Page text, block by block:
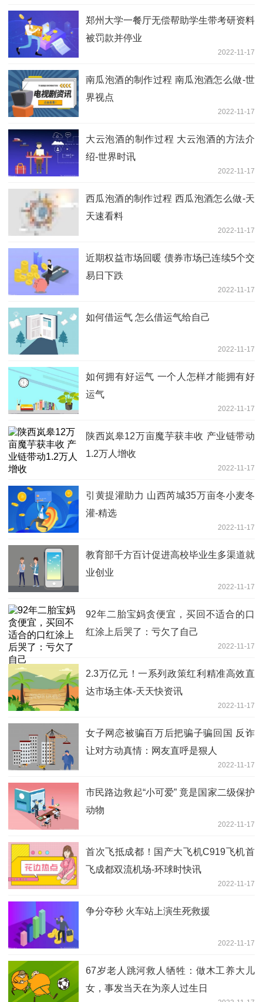
郑州大学一餐厅无偿帮助学生带考研资料
被罚款并停业
2022-11-17
南瓜泡酒的制作过程 南瓜泡酒怎么做-世
界视点
2022-11-17
大云泡酒的制作过程 大云泡酒的方法介
绍-世界时讯
2022-11-17
西瓜泡酒的制作过程 西瓜泡酒怎么做-天
天速看料
2022-11-17
近期权益市场回暖 债券市场已连续5个交
易日下跌
2022-11-17
如何借运气 怎么借运气给自己
2022-11-17
如何拥有好运气 一个人怎样才能拥有好
运气
2022-11-17
陕西岚皋12万亩魔芋获丰收 产业链带动
1.2万人增收
2022-11-17
引黄提灌助力 山西芮城35万亩冬小麦冬
灌-精选
2022-11-17
教育部千方百计促进高校毕业生多渠道就
业创业
2022-11-17
92年二胎宝妈贪便宜，买回不适合的口
红涂上后哭了：亏欠了自己
2022-11-17
2.3万亿元！一系列政策红利精准高效直
达市场主体-天天快资讯
2022-11-17
女子网恋被骗百万后把骗子骗回国 反诈
让对方动真情：网友直呼是狠人
2022-11-17
市民路边救起“小可爱” 竟是国家二级保护
动物
2022-11-17
首次飞抵成都！国产大飞机C919飞机首
飞成都双流机场-环球时快讯
2022-11-17
争分夺秒 火车站上演生死救援
2022-11-17
67岁老人跳河救人牺牲：做木工养大儿
女，事发当天在为亲人过生日